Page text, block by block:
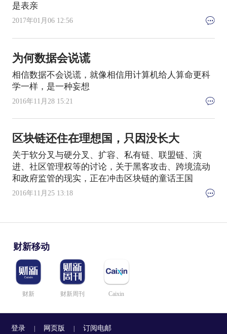
是表亲
2017年01月06 12:56
为何数据会说谎
相信数据不会说谎，就像相信用计算机给人算命更科
学一样，是一种妄想
2016年11月28 15:21
区块链还住在理想国，只因没长大
关于软分叉与硬分叉、扩容、私有链、联盟链、演
进、社区管理权等的讨论，关于黑客攻击、跨境流动
和政府监管的现实，正在冲击区块链的童话王国
2016年11月25 13:18
财新移动
财新 财新周刊 Caixin
登录 网页版 订阅电邮